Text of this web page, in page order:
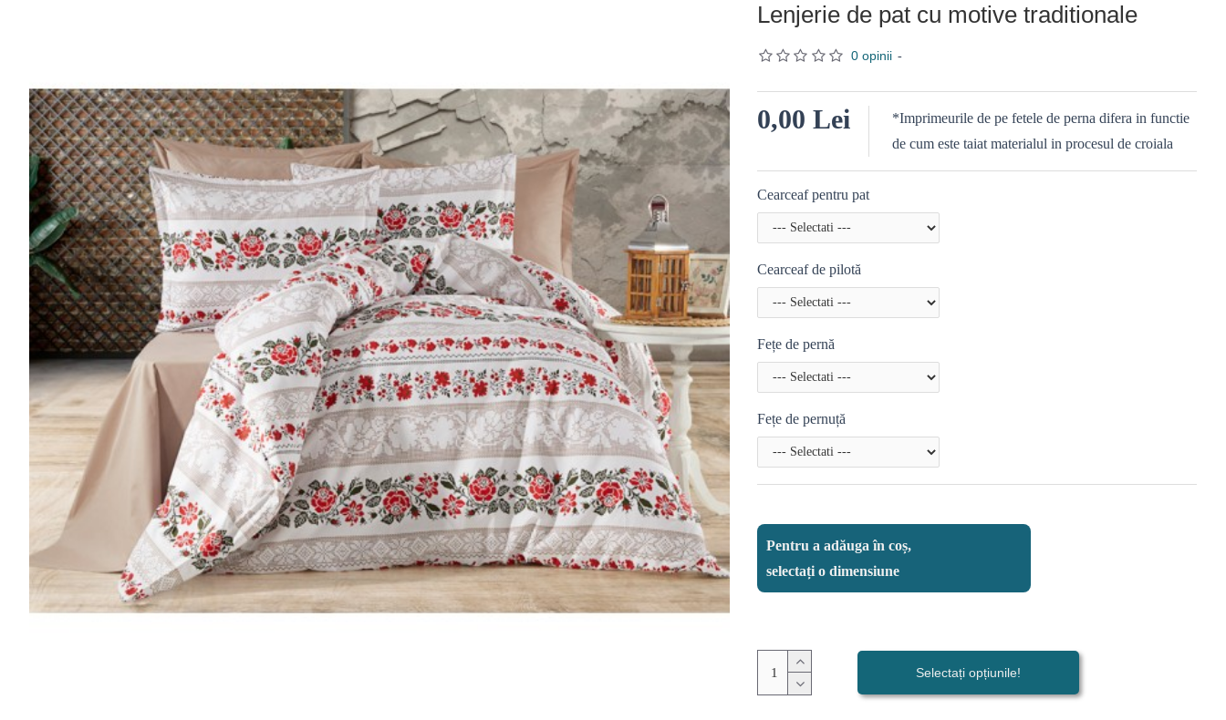
Lenjerie de pat cu motive traditionale
0 opinii -
0,00 Lei
*Imprimeurile de pe fetele de perna difera in functie
de cum este taiat materialul in procesul de croiala
Cearceaf pentru pat
Cearceaf de pilotă
Fețe de pernă
Fețe de pernuță
Pentru a adăuga în coș,
selectați o dimensiune
Selectați opțiunile!